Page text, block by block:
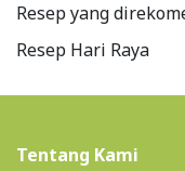
Resep yang
Resep Hari Raya
Tentang Kami